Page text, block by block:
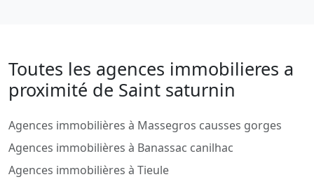
Toutes les agences immobilieres a
proximité de Saint saturnin
Agences immobilières à Massegros causses gorges
Agences immobilières à Banassac canilhac
Agences immobilières à Tieule